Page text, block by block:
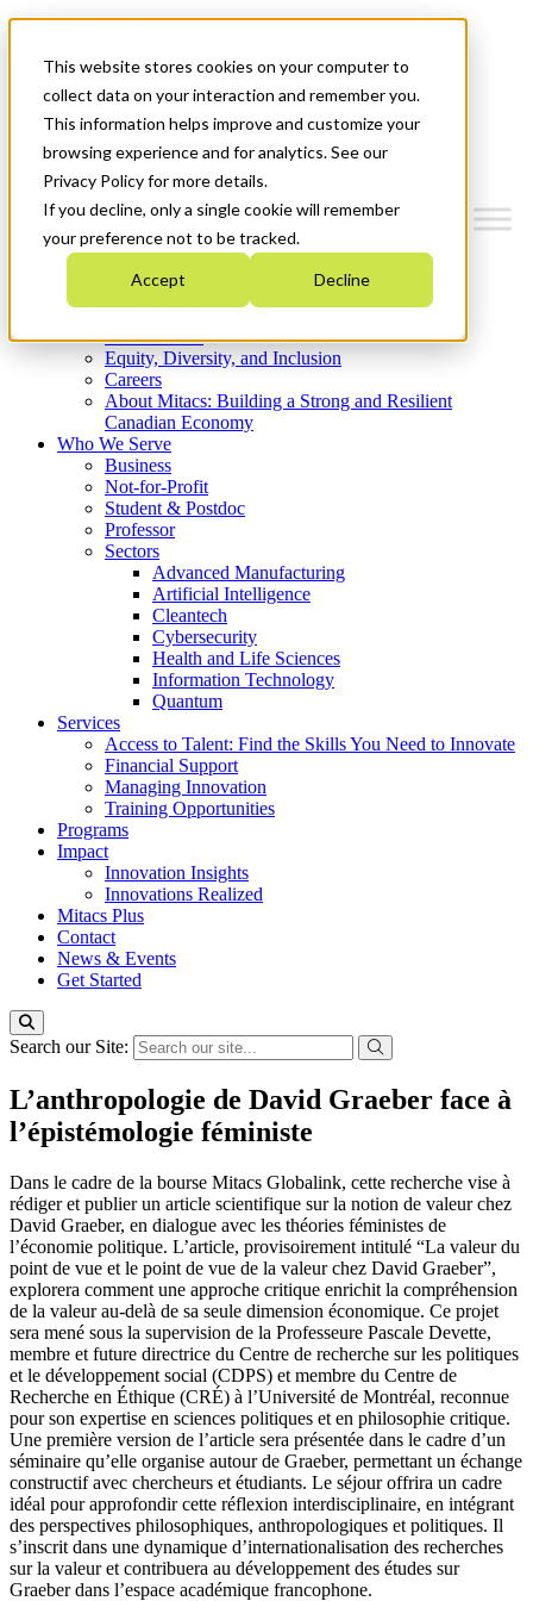
This website stores cookies on your computer to
collect data on your interaction and remember you.
This information helps improve and customize your
browsing experience and for analytics. See our
Privacy Policy for more details.
If you decline, only a single cookie will remember
your preference not to be tracked.
Accept Decline
News & Events
Get Started
Menu
Who We Are
Strategic Plan 2026-2030
What We Do
Equity, Diversity, and Inclusion
Careers
About Mitacs: Building a Strong and Resilient
Canadian Economy
Who We Serve
Business
Not-for-Profit
Student & Postdoc
Professor
Sectors
Advanced Manufacturing
Artificial Intelligence
Cleantech
Cybersecurity
Health and Life Sciences
Information Technology
Quantum
Services
Access to Talent: Find the Skills You Need to Innovate
Financial Support
Managing Innovation
Training Opportunities
Programs
Impact
Innovation Insights
Innovations Realized
Mitacs Plus
Contact
News & Events
Get Started
Search our Site:
L’anthropologie de David Graeber face à
l’épistémologie féministe
Dans le cadre de la bourse Mitacs Globalink, cette recherche vise à
rédiger et publier un article scientifique sur la notion de valeur chez
David Graeber, en dialogue avec les théories féministes de
l’économie politique. L’article, provisoirement intitulé “La valeur du
point de vue et le point de vue de la valeur chez David Graeber”,
explorera comment une approche critique enrichit la compréhension
de la valeur au-delà de sa seule dimension économique. Ce projet
sera mené sous la supervision de la Professeure Pascale Devette,
membre et future directrice du Centre de recherche sur les politiques
et le développement social (CDPS) et membre du Centre de
Recherche en Éthique (CRÉ) à l’Université de Montréal, reconnue
pour son expertise en sciences politiques et en philosophie critique.
Une première version de l’article sera présentée dans le cadre d’un
séminaire qu’elle organise autour de Graeber, permettant un échange
constructif avec chercheurs et étudiants. Le séjour offrira un cadre
idéal pour approfondir cette réflexion interdisciplinaire, en intégrant
des perspectives philosophiques, anthropologiques et politiques. Il
s’inscrit dans une dynamique d’internationalisation des recherches
sur la valeur et contribuera au développement des études sur
Graeber dans l’espace académique francophone.